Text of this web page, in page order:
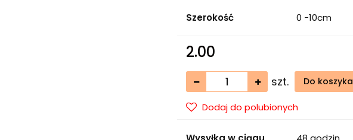
Szerokość
0 -10cm
2.00
szt. Do koszyka
Dodaj do polubionych